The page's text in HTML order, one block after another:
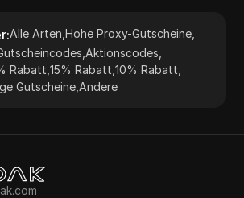
:Alle Arten ,Hohe Proxy-Gutscheine
Aktionscodes
Rabatt ,15% Rabatt ,10% Rabatt
Gutscheine Andere